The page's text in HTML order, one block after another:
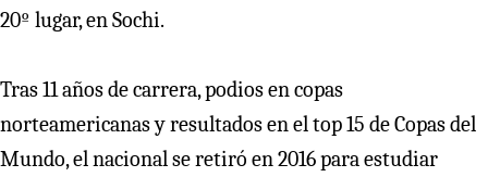
20º lugar, en Sochi.
Tras 11 años de carrera, podios en copas
norteamericanas y resultados en el top 15 de Copas del
Mundo, el nacional se retiró en 2016 para estudiar